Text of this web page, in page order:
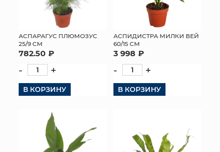
АСПАРАГУС ПЛЮМОЗУС
25/9 СМ
782.50 ₽
- +
В КОРЗИНУ
АСПИДИСТРА МИЛКИ ВЕЙ
60/15 СМ
3 998 ₽
- +
В КОРЗИНУ